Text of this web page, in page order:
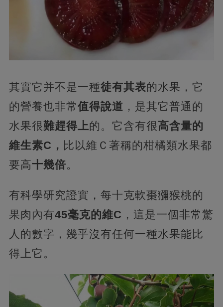
其實它并不是一種徒有其表的水果，它
的營養也非常值得說道 ，是其它普通的
水果很難趕得上的。它含有很高含量的
維生素C， 比以維Ｃ著稱的柑橘類水果都
要高十幾倍。
有科學研究證實，每十克軟棗獼猴桃的
果肉內有45毫克的維C ，這是一個非常驚
人的數字，幾乎沒有任何一種水果能比
得上它。